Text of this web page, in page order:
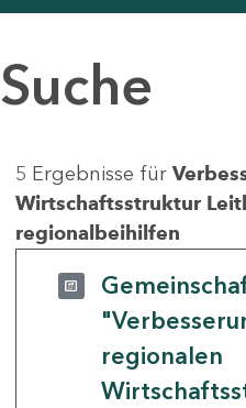
Suche
5 Ergebnisse für
Wirtschaftsstruktur
regionalbeihilfen
regionalen